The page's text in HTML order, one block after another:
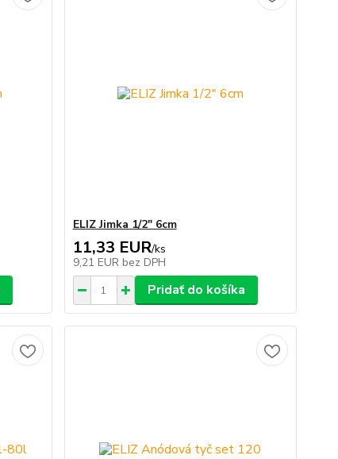
ELIZ Jimka 1/2" 6cm
11,33 EUR/ks
9,21 EUR bez DPH
Pridať do košíka